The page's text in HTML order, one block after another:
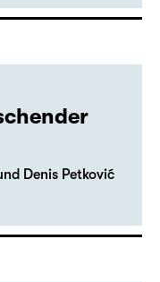
Denis Petković